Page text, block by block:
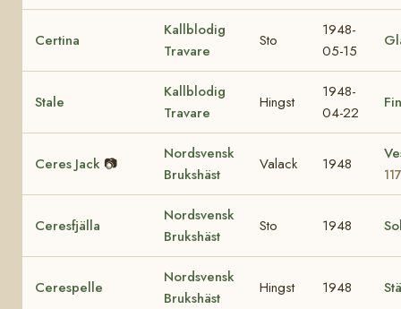
Certina
Kallblodig
Travare
Sto
1948-
05-15
Stale
Kallblodig
Travare
Hingst
1948-
04-22
Ceres Jack 📷
Nordsvensk
Brukshäst
Valack 1948
Ceresfjälla
Nordsvensk
Brukshäst
Sto 1948
Cerespelle
Nordsvensk
Brukshäst
Hingst 1948